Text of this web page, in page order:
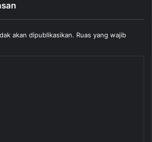
akan dipublikasikan. Ruas yang wajib